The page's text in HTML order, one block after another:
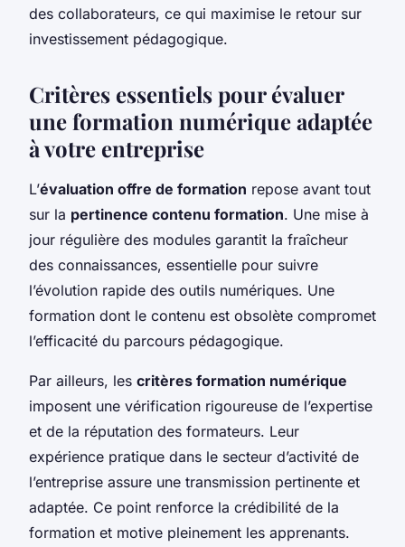
des collaborateurs, ce qui maximise le retour sur
investissement pédagogique.
Critères essentiels pour évaluer
une formation numérique adaptée
à votre entreprise
L’évaluation offre de formation repose avant tout
sur la pertinence contenu formation. Une mise à
jour régulière des modules garantit la fraîcheur
des connaissances, essentielle pour suivre
l’évolution rapide des outils numériques. Une
formation dont le contenu est obsolète compromet
l’efficacité du parcours pédagogique.
Par ailleurs, les critères formation numérique
imposent une vérification rigoureuse de l’expertise
et de la réputation des formateurs. Leur
expérience pratique dans le secteur d’activité de
l’entreprise assure une transmission pertinente et
adaptée. Ce point renforce la crédibilité de la
formation et motive pleinement les apprenants.